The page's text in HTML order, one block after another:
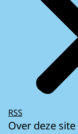
RSS
Over deze site